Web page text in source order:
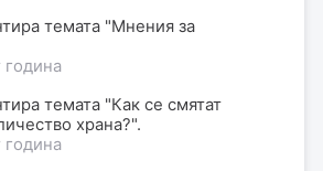
темата "Мнения за
темата "Как се смятат
храна?".